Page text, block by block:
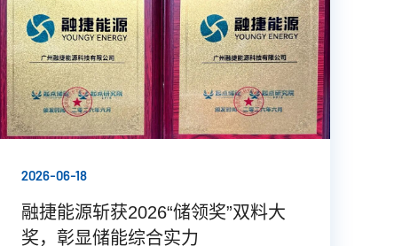
2026-06-18
融捷能源斩获2026“储领奖”双料大
奖，彰显储能综合实力